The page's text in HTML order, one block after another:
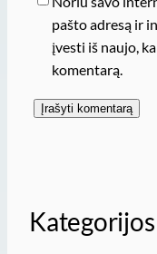
pašto adresą ir
įvesti iš naujo,
komentarą.
Kategorijos